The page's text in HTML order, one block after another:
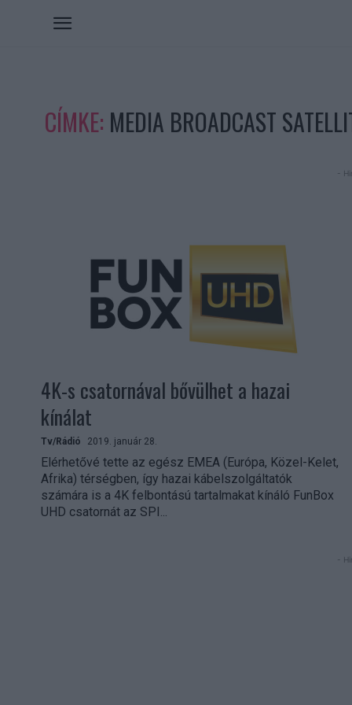
CÍMKE: MEDIA BROADCAST
-
4K-s csatornával bővülhet a hazai
kínálat
Tv/Rádió 2019. január 28.
Elérhetővé tette az egész EMEA (Európa, Közel-Kelet,
Afrika) térségben, így hazai kábelszolgáltatók
számára is a 4K felbontású tartalmakat kínáló FunBox
UHD csatornát az SPI...
-